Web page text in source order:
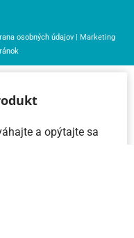
osobných údajov | Marketing
a opýtajte sa